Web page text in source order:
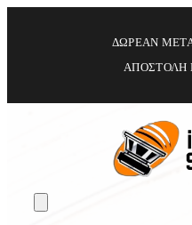
ΔΩΡΕΑΝ
ΑΠΟΣΤΟΛΗ